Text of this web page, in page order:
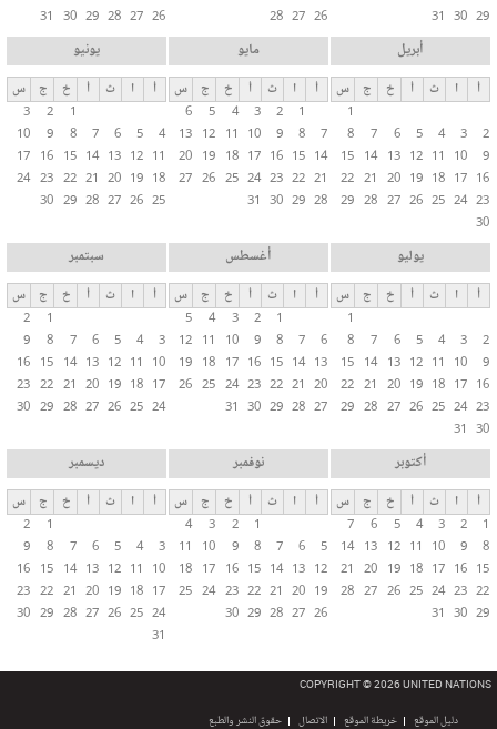
أ
ا
س
ي
ة
29
30
31
26
27
28
26
27
28
29
30
31
أبريل
أ ا ث أ خ ج
س
1
2
3
4
5
6
7
8
9
10
11
12
13
14
15
16
17
18
19
20
21
22
23
24
25
26
27
28
29
30
مايو
أ ا ث أ خ ج
س
1
2
3
4
5
6
7
8
9
10
11
12
13
14
15
16
17
18
19
20
21
22
23
24
25
26
27
28
29
30
31
يونيو
أ ا ث أ خ ج
س
1
2
3
4
5
6
7
8
9
10
11
12
13
14
15
16
17
18
19
20
21
22
23
24
25
26
27
28
29
30
يوليو
أ ا ث أ خ ج
س
1
2
3
4
5
6
7
8
9
10
11
12
13
14
15
16
17
18
19
20
21
22
23
24
25
26
27
28
29
30
31
أغسطس
أ ا ث أ خ ج
س
1
2
3
4
5
6
7
8
9
10
11
12
13
14
15
16
17
18
19
20
21
22
23
24
25
26
27
28
29
30
31
سبتمبر
أ ا ث أ خ ج
س
1
2
3
4
5
6
7
8
9
10
11
12
13
14
15
16
17
18
19
20
21
22
23
24
25
26
27
28
29
30
أكتوبر
أ ا ث أ خ ج
س
1
2
3
4
5
6
7
8
9
10
11
12
13
14
15
16
17
18
19
20
21
22
23
24
25
26
27
28
29
30
31
نوفمبر
أ ا ث أ خ ج
س
1
2
3
4
5
6
7
8
9
10
11
12
13
14
15
16
17
18
19
20
21
22
23
24
25
26
27
28
29
30
ديسمبر
أ ا ث أ خ ج
س
1
2
3
4
5
6
7
8
9
10
11
12
13
14
15
16
17
18
19
20
21
22
23
24
25
26
27
28
29
30
31
COPYRIGHT © 2026 UNITED NATIONS
دليل الموقع خريطة الموقع الاتصال حقوق النشر والطبع